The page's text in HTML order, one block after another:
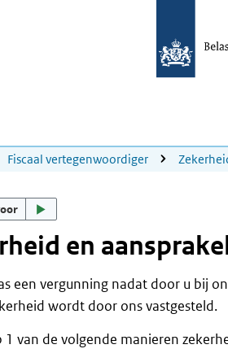
Fiscaal vertegenwoordiger
en
een vergunning nadat door u bij
wordt door ons vastgesteld.
1 van de volgende manieren